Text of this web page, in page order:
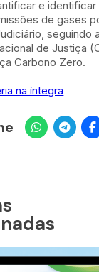
e
de gases
seguindo
de Justiça
Carbono Zero.
na íntegra